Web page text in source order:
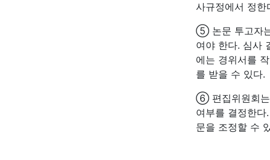
사규정에서 정한
⑤ 논문 투고자
여야 한다. 심사
에는 경위서를
를 받을 수 있다.
⑥ 편집위원회는
여부를 결정한다
문을 조정할 수